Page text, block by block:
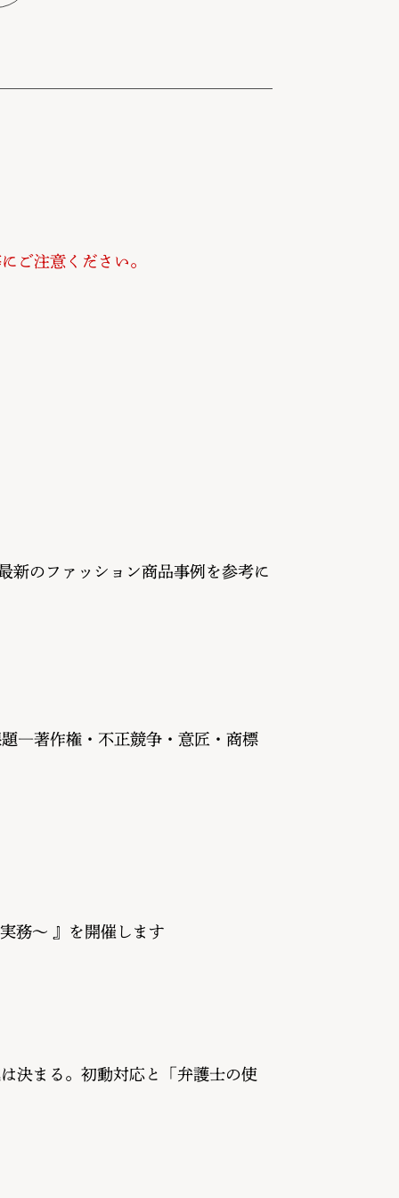
ご注意ください。
のファッション商品事例を参考に
―著作権・不正競争・意匠・商標
務〜 』を開催します
決まる。初動対応と「弁護士の使